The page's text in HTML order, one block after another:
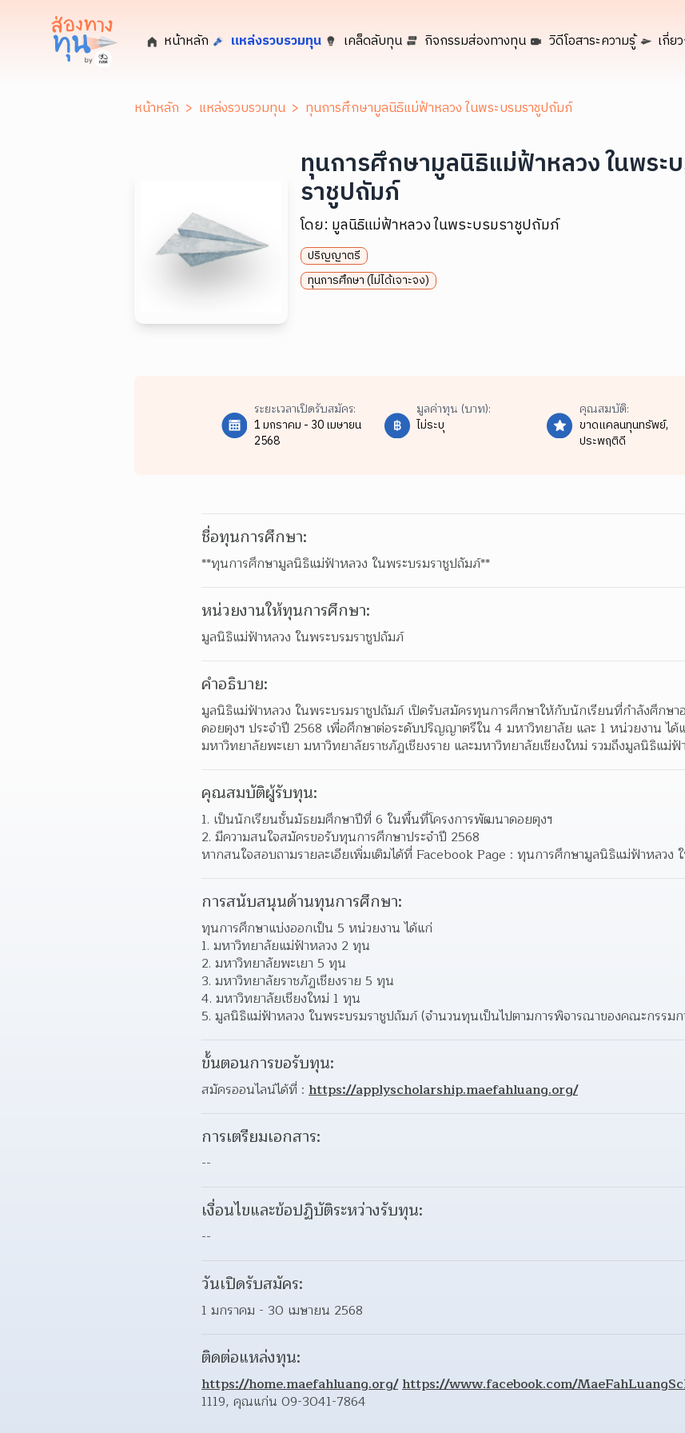
หน้าหลัก แหล่งรวบรวมทุน เคล็ดลับทุน กิจกรรมส่องทางทุน วิดีโอสาระความรู้ เกี่ย
หน้าหลัก > แหล่งรวบรวมทุน > ทุนการศึกษามูลนิธิแม่ฟ้าหลวง ในพระบรมราชูปถัมภ์
ทุนการศึกษามูลนิธิแม่ฟ้าหลวง ในพระ
ราชูปถัมภ์
โดย: มูลนิธิแม่ฟ้าหลวง ในพระบรมราชูปถัมภ์
ปริญญาตรี
ทุนการศึกษา (ไม่ได้เจาะจง)
ระยะเวลาเปิดรับสมัคร:
1 มกราคม - 30 เมษายน
2568
มูลค่าทุน (บาท):
ไม่ระบุ
คุณสมบัติ:
ขาดแคลนทุนทรัพย์,
ประพฤติดี
ชื่อทุนการศึกษา:
**ทุนการศึกษามูลนิธิแม่ฟ้าหลวง ในพระบรมราชูปถัมภ์**
หน่วยงานให้ทุนการศึกษา:
มูลนิธิแม่ฟ้าหลวง ในพระบรมราชูปถัมภ์
คำอธิบาย:
มูลนิธิแม่ฟ้าหลวง ในพระบรมราชูปถัมภ์ เปิดรับสมัครทุนการศึกษาให้กับนักเรียนที่กำลังศึกษ
ดอยตุงฯ ประจำปี 2568 เพื่อศึกษาต่อระดับปริญญาตรีใน 4 มหาวิทยาลัย และ 1 หน่วยงาน ไ
มหาวิทยาลัยพะเยา มหาวิทยาลัยราชภัฏเชียงราย และมหาวิทยาลัยเชียงใหม่ รวมถึงมูลนิธิแม่
คุณสมบัติผู้รับทุน:
เป็นนักเรียนชั้นมัธยมศึกษาปีที่ 6 ในพื้นที่โครงการพัฒนาดอยตุงฯ
มีความสนใจสมัครขอรับทุนการศึกษาประจำปี 2568
หากสนใจสอบถามรายละเอียเพิ่มเติมได้ที่ Facebook Page : ทุนการศึกษามูลนิธิแม่ฟ้าหลวง
การสนับสนุนด้านทุนการศึกษา:
ทุนการศึกษาแบ่งออกเป็น 5 หน่วยงาน ได้แก่
มหาวิทยาลัยแม่ฟ้าหลวง 2 ทุน
มหาวิทยาลัยพะเยา 5 ทุน
มหาวิทยาลัยราชภัฏเชียงราย 5 ทุน
มหาวิทยาลัยเชียงใหม่ 1 ทุน
มูลนิธิแม่ฟ้าหลวง ในพระบรมราชูปถัมภ์ (จำนวนทุนเป็นไปตามการพิจารณาของคณะกรรมก
ขั้นตอนการขอรับทุน:
สมัครออนไลน์ได้ที่ : https://applyscholarship.maefahluang.org/
การเตรียมเอกสาร:
--
เงื่อนไขและข้อปฏิบัติระหว่างรับทุน:
--
วันเปิดรับสมัคร:
1 มกราคม - 30 เมษายน 2568
ติดต่อแหล่งทุน:
https://home.maefahluang.org/https://www.facebook.com/
1119, คุณแก่น 09-3041-7864